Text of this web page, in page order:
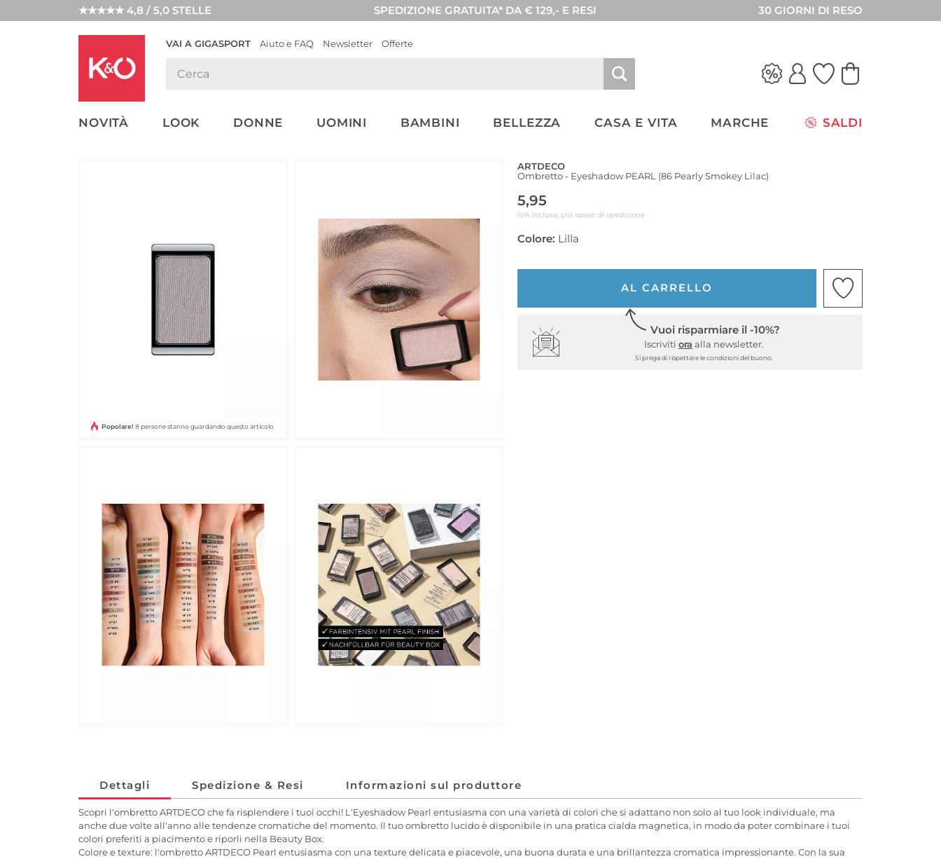
★★★★★ 4,8 / 5,0 STELLE SPEDIZIONE GRATUITA* DA € 129,- E RESI 30 GIORNI DI RESO
VAI A GIGASPORT Aiuto e FAQ Newsletter Offerte
NOVITÀ LOOK DONNE UOMINI BAMBINI BELLEZZA CASA E VITA MARCHE SALDI
LOOK
WEDDING
Popolare! 8 persone stanno guardando questo articolo
ARTDECO
Ombretto - Eyeshadow PEARL (86 Pearly Smokey Lilac)
5,95
IVA inclusa, più spese di spedizione
Colore: Lilla
AL CARRELLO
Vuoi risparmiare il -10%?
Iscriviti ora alla newsletter.
Si prega di rispettare le condizioni del buono.
Dettagli Spedizione & Resi Informazioni sul produttore
Scopri l'ombretto ARTDECO che fa risplendere i tuoi occhi! L'Eyeshadow Pearl entusiasma con una varietà di colori che si adattano non solo al tuo look individuale, ma
anche due volte all'anno alle tendenze cromatiche del momento. Il tuo ombretto lucido è disponibile in una pratica cialda magnetica, in modo da poter combinare i tuoi
colori preferiti a piacimento e riporli nella Beauty Box.
Colore e texture: l'ombretto ARTDECO Pearl entusiasma con una texture delicata e piacevole, una buona durata e una brillantezza cromatica impressionante. Con la sua